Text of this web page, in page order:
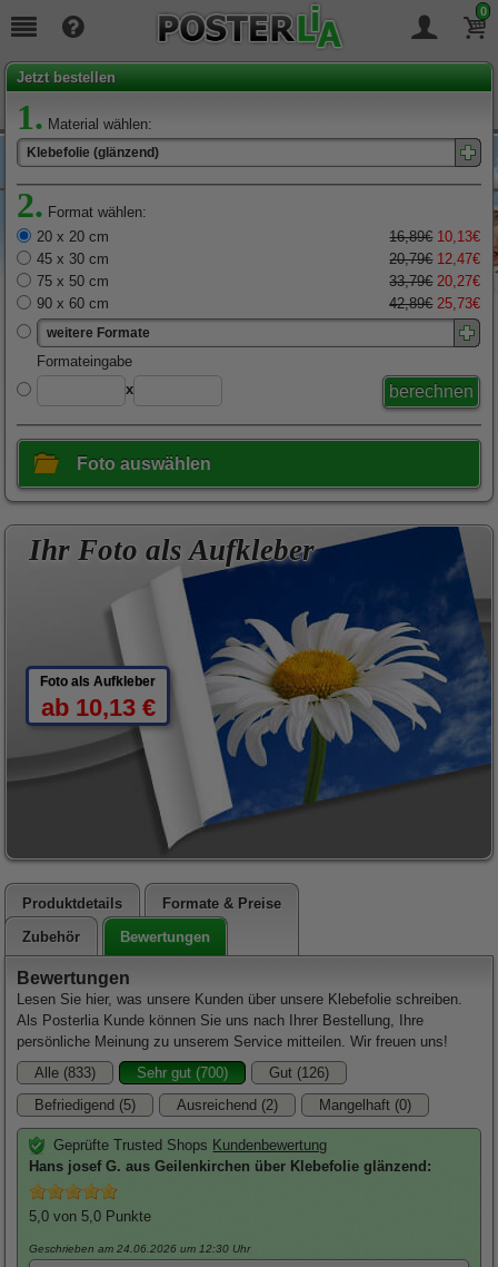
0
Seit19Jahren täglich für Sie da!
Jetzt bestellen
1. Material wählen:
Klebefolie (glänzend)
2. Format wählen:
20 x 20 cm
16,89€ 10,13€
45 x 30 cm
20,79€ 12,47€
75 x 50 cm
33,79€ 20,27€
90 x 60 cm
42,89€ 25,73€
weitere Formate
x
Foto auswählen
Ihr Foto als Aufkleber
Foto als Aufkleber
ab 10,13 €
Produktdetails Formate & Preise
Bewertungen
Lesen Sie hier, was unsere Kunden über unsere Klebefolie schreiben.
Als Posterlia Kunde können Sie uns nach Ihrer Bestellung, Ihre
persönliche Meinung zu unserem Service mitteilen. Wir freuen uns!
Alle (833)
Sehr gut (700)
Gut (126)
Befriedigend (5)
Ausreichend (2) Mangelhaft (0)
Geprüfte Trusted Shops Kundenbewertung
Hans josefG. aus Geilenkirchen über Klebefolie glänzend :
5,0 von 5,0 Punkte
Geschrieben am 24.06.2026 um 12:30 Uhr